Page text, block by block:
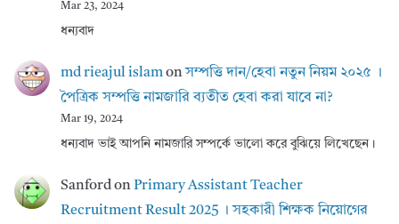
Mar 23, 2024
ধন্যবাদ
md rieajul islamonসম্পত্তি দান/হেবা নতুন নিয়ম ২০২৫ ।
পৈত্রিক সম্পত্তি নামজারি ব্যতীত হেবা করা যাবে না?
Mar 19, 2024
ধন্যবাদ ভাই আপনি নামজারি সম্পর্কে ভালো করে বুঝিয়ে লিখেছেন।
SanfordonPrimary Assistant Teacher
Recruitment Result 2025 । সহকারী শিক্ষক নিয়োগের